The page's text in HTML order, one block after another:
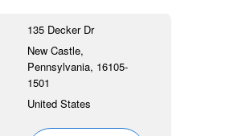
135 Decker Dr
New Castle,
Pennsylvania, 16105-
1501
United States